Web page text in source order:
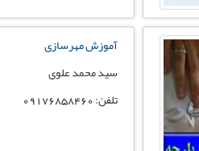
آموزش مهرسازی
سید محمد علوی
تلفن: 09176858460